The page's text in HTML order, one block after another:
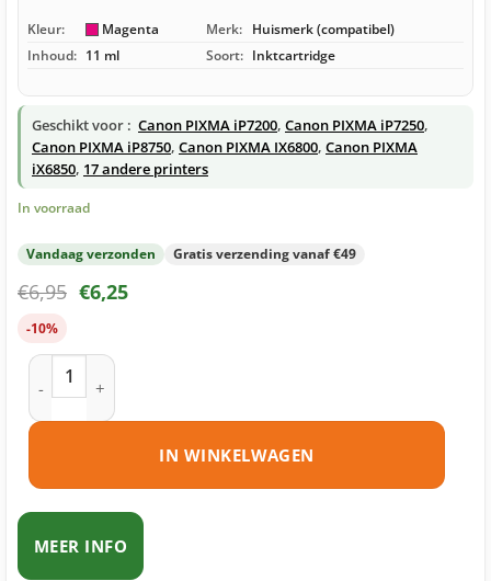
Kleur: Magenta Merk: Huismerk (compatibel)
Inhoud: 11 ml Soort: Inktcartridge
Geschikt voor : Canon PIXMA iP7200, Canon PIXMA iP7250,
Canon PIXMA iP8750, Canon PIXMA IX6800, Canon PIXMA
iX6850, 17 andere printers
In voorraad
Vandaag verzonden Gratis verzending vanaf €49
€6,95 €6,25
-10%
Canon CLI-551M XL inktcartridge magenta huismerk aantal
IN WINKELWAGEN
MEER INFO